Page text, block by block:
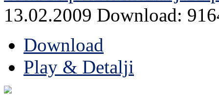
13.02.2009 Download:
Download
Play & Detalji